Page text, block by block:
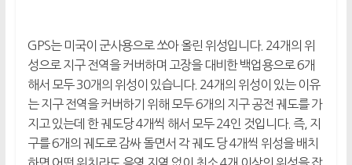
GPS는 미국이 군사용으로 쏘아 올린 위성입니다. 24개의 위
성으로 지구 전역을 커버하며 고장을 대비한 백업용으로 6개
해서 모두 30개의 위성이 있습니다. 24개의 위성이 있는 이유
는 지구 전역을 커버하기 위해 모두 6개의 지구 공전 궤도를 가
지고 있는데 한 궤도당 4개씩 해서 모두 24인 것입니다. 즉, 지
구를 6개의 궤도로 감싸 돌면서 각 궤도 당 4개씩 위성을 배치